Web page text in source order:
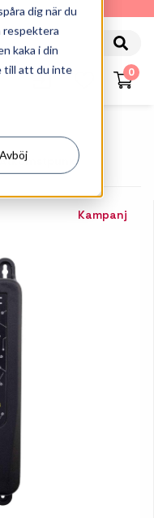
dig när du
respektera
kaka i din
till att du inte
Avböj
0
Kampanj